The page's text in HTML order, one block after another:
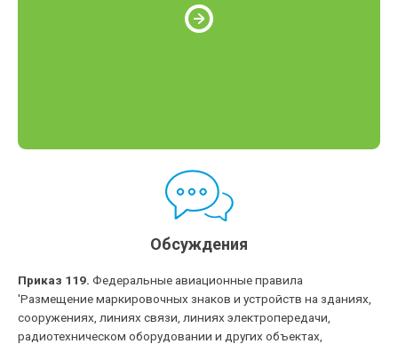
Обсуждения
Приказ 119. Федеральные авиационные правила
'Размещение маркировочных знаков и устройств на зданиях,
сооружениях, линиях связи, линиях электропередачи,
радиотехническом оборудовании и других объектах,